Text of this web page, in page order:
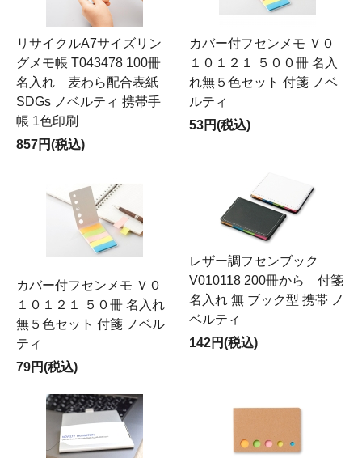
リサイクルA7サイズリン
グメモ帳 T043478 100冊
名入れ 麦わら配合表紙
SDGs ノベルティ 携帯手
帳 1色印刷
857円(税込)
カバー付フセンメモ Ｖ０
１０１２１ ５００冊 名入
れ無５色セット 付箋 ノベ
ルティ
53円(税込)
カバー付フセンメモ Ｖ０
１０１２１ ５０冊 名入れ
無５色セット 付箋 ノベル
ティ
79円(税込)
レザー調フセンブック
V010118 200冊から 付箋
名入れ 無 ブック型 携帯 ノ
ベルティ
142円(税込)